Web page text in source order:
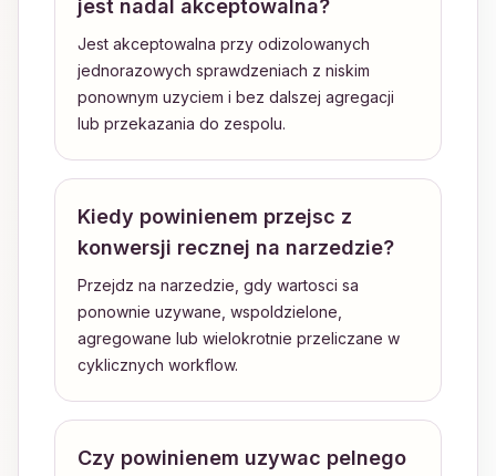
jest nadal akceptowalna?
Jest akceptowalna przy odizolowanych
jednorazowych sprawdzeniach z niskim
ponownym uzyciem i bez dalszej agregacji
lub przekazania do zespolu.
Kiedy powinienem przejsc z
konwersji recznej na narzedzie?
Przejdz na narzedzie, gdy wartosci sa
ponownie uzywane, wspoldzielone,
agregowane lub wielokrotnie przeliczane w
cyklicznych workflow.
Czy powinienem uzywac pelnego